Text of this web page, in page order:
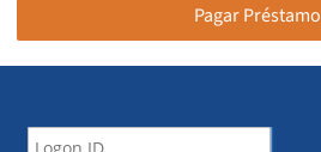
Pagar Préstamo